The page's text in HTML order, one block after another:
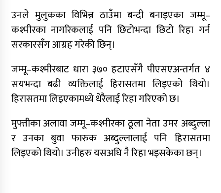
उनले मुलुकका विभिन्न ठाउँमा बन्दी बनाइएका जम्मू–
कश्मीरका नागरिकलाई पनि छिटोभन्दा छिटो रिहा गर्न
सरकारसँग आग्रह गरेकी छिन्।
जम्मू–कश्मीरबाट धारा ३७० हटाएसँगै पीएसएअन्तर्गत ४
सयभन्दा बढी व्यक्तिलाई हिरासतमा लिइएको थियो।
हिरासतमा लिइएकामध्ये धेरैलाई रिहा गरिएको छ।
मुफ्तीका अलावा जम्मू–कश्मीरका ठूला नेता उमर अब्दुल्ला
र उनका बुवा फारुक अब्दुल्लालाई पनि हिरासतमा
लिइएको थियो। उनीहरु यसअघि नै रिहा भइसकेका छन्।